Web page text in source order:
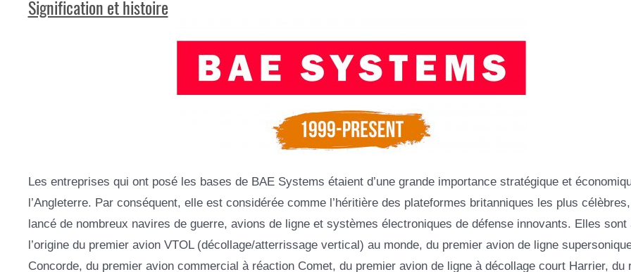
Signification et histoire
Les entreprises qui ont posé les bases de BAE Systems étaient d’une grande importance stratégique et
l’Angleterre. Par conséquent, elle est considérée comme l’héritière des plateformes britanniques les plus
lancé de nombreux navires de guerre, avions de ligne et systèmes électroniques de défense innovants. Elles sont
l’origine du premier avion VTOL (décollage/atterrissage vertical) au monde, du premier avion de ligne
Concorde, du premier avion commercial à réaction Comet, du premier avion de ligne à décollage court Harrier, du